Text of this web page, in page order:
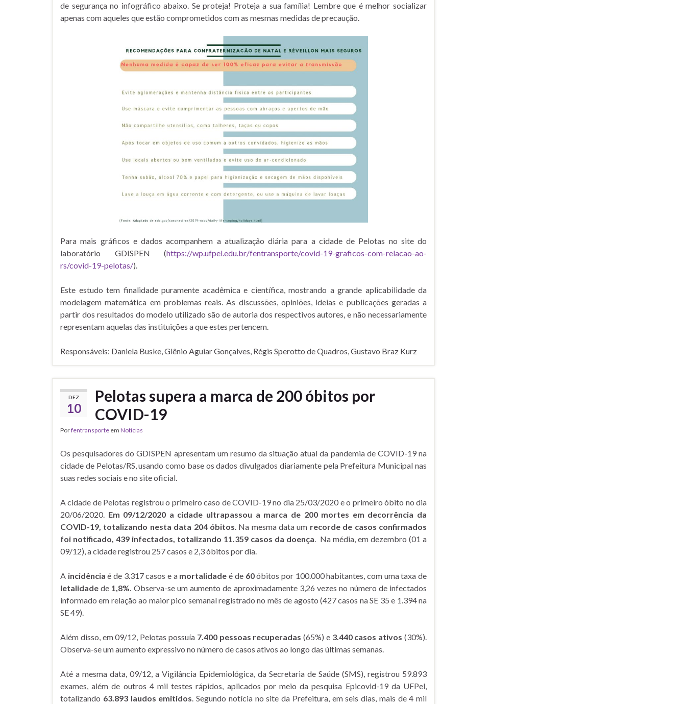
de segurança no infográfico abaixo. Se proteja! Proteja a sua família! Lembre que é melhor socializar
apenas com aqueles que estão comprometidos com as mesmas medidas de precaução.
Para mais gráficos e dados acompanhem a atualização diária para a cidade de Pelotas no site do
laboratório GDISPEN (https://wp.ufpel.edu.br/fentransporte/covid-19-graficos-com-relacao-ao-
rs/covid-19-pelotas/).
Este estudo tem finalidade puramente acadêmica e científica, mostrando a grande aplicabilidade da
modelagem matemática em problemas reais. As discussões, opiniões, ideias e publicações geradas a
partir dos resultados do modelo utilizado são de autoria dos respectivos autores, e não necessariamente
representam aquelas das instituições a que estes pertencem.
Responsáveis: Daniela Buske, Glênio Aguiar Gonçalves, Régis Sperotto de Quadros, Gustavo Braz Kurz
DEZ
10
Pelotas supera a marca de 200 óbitos por
COVID-19
Porfentransporte em Notícias
Os pesquisadores do GDISPEN apresentam um resumo da situação atual da pandemia de COVID-19 na
cidade de Pelotas/RS, usando como base os dados divulgados diariamente pela Prefeitura Municipal nas
suas redes sociais e no site oficial.
A cidade de Pelotas registrou o primeiro caso de COVID-19 no dia 25/03/2020 e o primeiro óbito no dia
20/06/2020. Em 09/12/2020 a cidade ultrapassou a marca de 200 mortes em decorrência da
COVID-19, totalizando nesta data 204 óbitos. Na mesma data um recorde de casos confirmados
foi notificado, 439 infectados, totalizando 11.359 casos da doença. Na média, em dezembro (01 a
09/12), a cidade registrou 257 casos e 2,3 óbitos por dia.
A incidência é de 3.317 casos e a mortalidade é de 60óbitos por 100.000 habitantes, com uma taxa de
letalidade de 1,8%. Observa-se um aumento de aproximadamente 3,26 vezes no número de infectados
informado em relação ao maior pico semanal registrado no mês de agosto (427 casos na SE 35 e 1.394 na
SE 49).
Além disso, em 09/12, Pelotas possuía 7.400 pessoas recuperadas (65%) e 3.440 casos ativos (30%).
Observa-se um aumento expressivo no número de casos ativos ao longo das últimas semanas.
Até a mesma data, 09/12, a Vigilância Epidemiológica, da Secretaria de Saúde (SMS), registrou 59.893
exames, além de outros 4 mil testes rápidos, aplicados por meio da pesquisa Epicovid-19 da UFPel,
totalizando 63.893 laudos emitidos. Segundo notícia no site da Prefeitura, em seis dias, mais de 4 mil